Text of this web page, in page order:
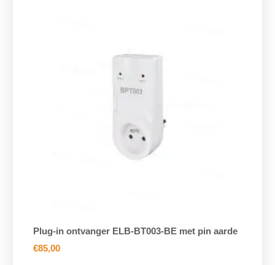
Plug-in ontvanger ELB-BT003-BE met pin aarde
€85,00